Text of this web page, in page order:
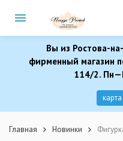
Вы из Ростова-
фирменный магазин
114/2.
Главная Новинки